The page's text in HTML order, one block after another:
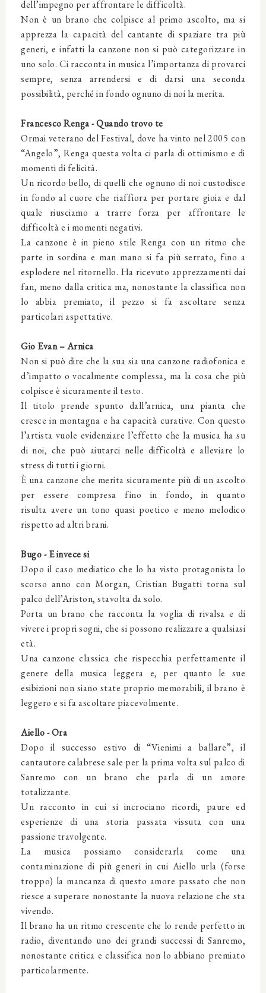
dell’impegno per affrontare le difficoltà.
Non è un brano che colpisce al primo ascolto, ma si
apprezza la capacità del cantante di spaziare tra più
generi, e infatti la canzone non si può categorizzare in
uno solo. Ci racconta in musica l’importanza di provarci
sempre, senza arrendersi e di darsi una seconda
possibilità, perché in fondo ognuno di noi la merita.
Francesco Renga - Quando trovo te
Ormai veterano del Festival, dove ha vinto nel 2005 con
“Angelo”, Renga questa volta ci parla di ottimismo e di
momenti di felicità.
Un ricordo bello, di quelli che ognuno di noi custodisce
in fondo al cuore che riaffiora per portare gioia e dal
quale riusciamo a trarre forza per affrontare le
difficoltà e i momenti negativi.
La canzone è in pieno stile Renga con un ritmo che
parte in sordina e man mano si fa più serrato, fino a
esplodere nel ritornello. Ha ricevuto apprezzamenti dai
fan, meno dalla critica ma, nonostante la classifica non
lo abbia premiato, il pezzo si fa ascoltare senza
particolari aspettative.
Gio Evan – Arnica
Non si può dire che la sua sia una canzone radiofonica e
d’impatto o vocalmente complessa, ma la cosa che più
colpisce è sicuramente il testo.
Il titolo prende spunto dall’arnica, una pianta che
cresce in montagna e ha capacità curative. Con questo
l’artista vuole evidenziare l’effetto che la musica ha su
di noi, che può aiutarci nelle difficoltà e alleviare lo
stress di tutti i giorni.
È una canzone che merita sicuramente più di un ascolto
per essere compresa fino in fondo, in quanto
risulta avere un tono quasi poetico e meno melodico
rispetto ad altri brani.
Bugo - E invece si
Dopo il caso mediatico che lo ha visto protagonista lo
scorso anno con Morgan, Cristian Bugatti torna sul
palco dell’Ariston, stavolta da solo.
Porta un brano che racconta la voglia di rivalsa e di
vivere i propri sogni, che si possono realizzare a qualsiasi
età.
Una canzone classica che rispecchia perfettamente il
genere della musica leggera e, per quanto le sue
esibizioni non siano state proprio memorabili, il brano è
leggero e si fa ascoltare piacevolmente.
Aiello - Ora
Dopo il successo estivo di “Vienimi a ballare”, il
cantautore calabrese sale per la prima volta sul palco di
Sanremo con un brano che parla di un amore
totalizzante.
Un racconto in cui si incrociano ricordi, paure ed
esperienze di una storia passata vissuta con una
passione travolgente.
La musica possiamo considerarla come una
contaminazione di più generi in cui Aiello urla (forse
troppo) la mancanza di questo amore passato che non
riesce a superare nonostante la nuova relazione che sta
vivendo.
Il brano ha un ritmo crescente che lo rende perfetto in
radio, diventando uno dei grandi successi di Sanremo,
nonostante critica e classifica non lo abbiano premiato
particolarmente.